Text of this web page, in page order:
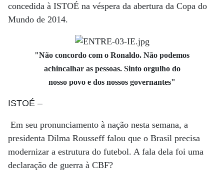
concedida à ISTOÉ na véspera da abertura da Copa do
Mundo de 2014.
"Não concordo com o Ronaldo. Não podemos
achincalhar as pessoas. Sinto orgulho do
nosso povo e dos nossos governantes"
ISTOÉ –
Em seu pronunciamento à nação nesta semana, a
presidenta Dilma Rousseff falou que o Brasil precisa
modernizar a estrutura do futebol. A fala dela foi uma
declaração de guerra à CBF?